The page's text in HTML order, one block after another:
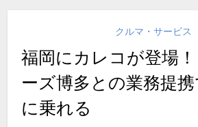
クルマ・サービス
福岡にカレコが登場
ーズ博多との業務提
に乗れる